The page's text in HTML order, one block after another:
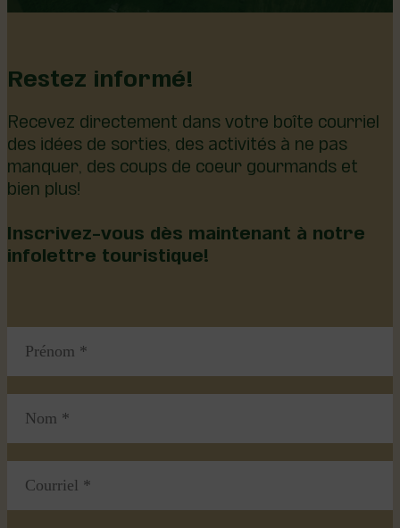
Restez informé!
Recevez directement dans votre boîte courriel
des idées de sorties, des activités à ne pas
manquer, des coups de coeur gourmands et
bien plus!
Inscrivez-vous dès maintenant à notre
infolettre touristique!